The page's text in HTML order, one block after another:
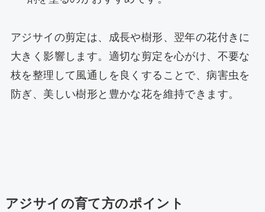
アジサイの剪定は、成長や樹形、翌年の花付きに
大きく影響します。適切な剪定を心がけ、不要な
枝を整理して風通しを良くすることで、病害虫を
防ぎ、美しい樹形と豊かな花を維持できます。
アジサイの育て方のポイント